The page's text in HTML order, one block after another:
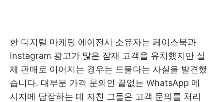
한 디지털 마케팅 에이전시 소유자는 페이스북과
Instagram 광고가 많은 잠재 고객을 유치했지만 실
제 판매로 이어지는 경우는 드물다는 사실을 발견했
습니다. 대부분 가격 문의인 끝없는 WhatsApp 메
시지에 답장하는 데 지친 그들은 고객 문의를 처리